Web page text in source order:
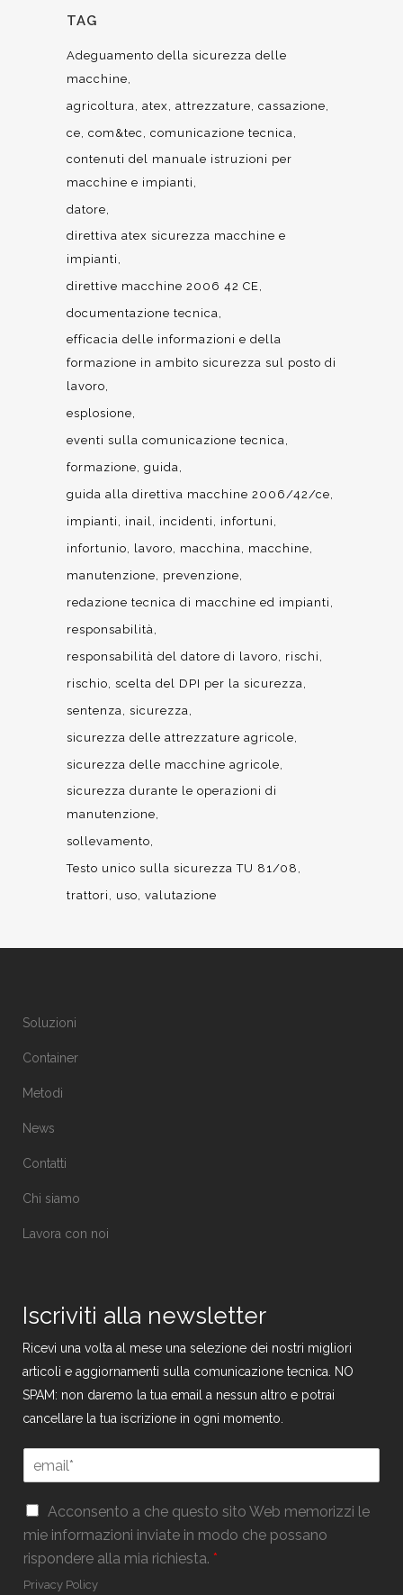
TAG
Adeguamento della sicurezza delle
macchine
agricoltura atex attrezzature cassazione
ce com&tec
comunicazione tecnica
contenuti del manuale istruzioni per
macchine e impianti
datore
direttiva atex sicurezza macchine e
impianti
direttive macchine 2006 42 CE
documentazione tecnica
efficacia delle informazioni e della
formazione in ambito sicurezza sul posto di
lavoro
esplosione
eventi sulla comunicazione tecnica
formazione guida
guida alla direttiva macchine 2006/42/ce
impianti
inail incidenti
infortuni
infortunio
lavoro macchina
macchine
manutenzione
prevenzione
redazione tecnica di macchine ed impianti
responsabilità
responsabilità del datore di lavoro
rischi
rischio scelta del DPI per la sicurezza
sentenza sicurezza
sicurezza delle attrezzature agricole
sicurezza delle macchine agricole
sicurezza durante le operazioni di
manutenzione
sollevamento
Testo unico sulla sicurezza TU 81/08
trattori
uso valutazione
Soluzioni
Container
Metodi
News
Contatti
Chi siamo
Lavora con noi
Iscriviti alla newsletter
Ricevi una volta al mese una selezione dei nostri migliori
articoli e aggiornamenti sulla comunicazione tecnica. NO
SPAM: non daremo la tua email a nessun altro e potrai
cancellare la tua iscrizione in ogni momento.
m
l
E
m
a
i
E
G
P
R
*
Acconsento a che questo sito Web memorizzi le
mie informazioni inviate in modo che possano
rispondere alla mia richiesta. *
Privacy Policy